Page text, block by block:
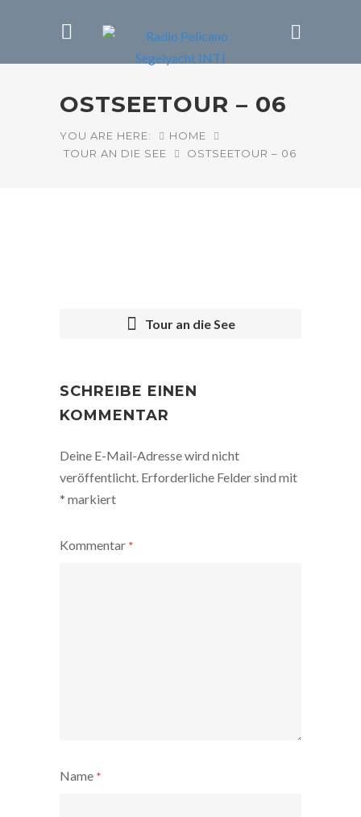
OSTSEETOUR – 06
YOU ARE HERE:
HOME
TOUR AN DIE SEE
OSTSEETOUR – 06
NAVIGATION
Tour an die See
SCHREIBE EINEN
KOMMENTAR
Deine E-Mail-Adresse wird nicht
veröffentlicht. Erforderliche Felder sind mit
* markiert
Kommentar *
Name *